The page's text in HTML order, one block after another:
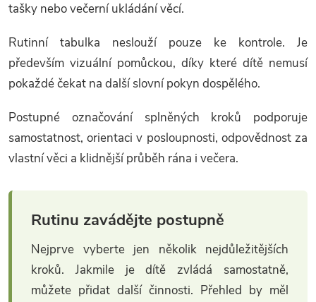
tašky nebo večerní ukládání věcí.
Rutinní tabulka neslouží pouze ke kontrole. Je
především vizuální pomůckou, díky které dítě nemusí
pokaždé čekat na další slovní pokyn dospělého.
Postupné označování splněných kroků podporuje
samostatnost, orientaci v posloupnosti, odpovědnost za
vlastní věci a klidnější průběh rána i večera.
Rutinu zavádějte postupně
Nejprve vyberte jen několik nejdůležitějších
kroků. Jakmile je dítě zvládá samostatně,
můžete přidat další činnosti. Přehled by měl